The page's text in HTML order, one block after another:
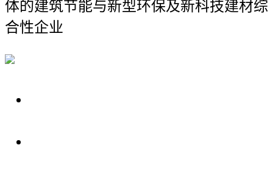
体的建筑节能与新型环保及新科技建材综
合性企业